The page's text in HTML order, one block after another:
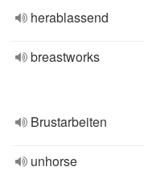
herablassend
breastworks
Brustarbeiten
unhorse